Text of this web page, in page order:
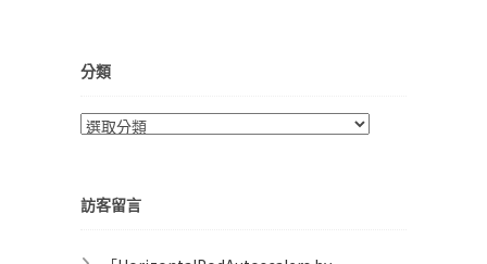
分類
分
訪客留言